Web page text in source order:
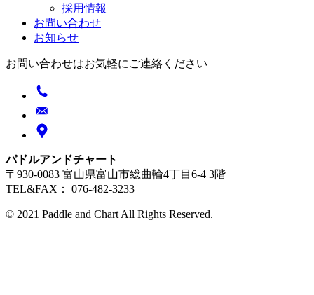
採用情報
お問い合わせ
お知らせ
お問い合わせはお気軽にご連絡ください
パドルアンドチャート
〒930-0083 富山県富山市総曲輪4丁目6-4 3階
TEL&FAX： 076-482-3233
© 2021 Paddle and Chart All Rights Reserved.